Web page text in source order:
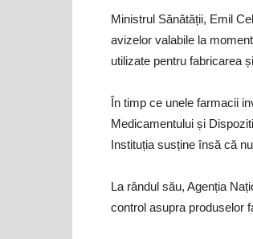
Ministrul Sănătății, Emil
avizelor valabile la
utilizate pentru fabricarea
În timp ce unele farmacii
Medicamentului și
Instituția susține însă că
La rândul său, Agenția
control asupra produselor